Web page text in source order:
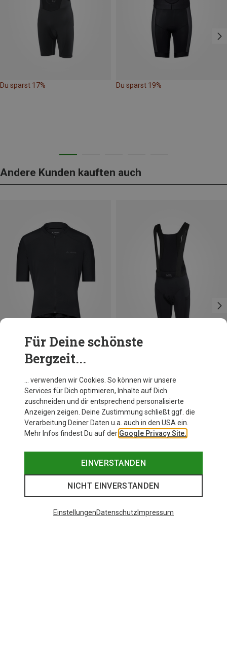
Du sparst 17% Du sparst 19%
Andere Kunden kauften auch
Du sparst 31%
Für Deine schönste
Bergzeit...
… verwenden wir Cookies. So können wir unsere
Services für Dich optimieren, Inhalte auf Dich
zuschneiden und dir entsprechend personalisierte
Anzeigen zeigen. Deine Zustimmung schließt ggf. die
Verarbeitung Deiner Daten u.a. auch in den USA ein.
Mehr Infos findest Du auf der Google Privacy Site.
EINVERSTANDEN
NICHT EINVERSTANDEN
EinstellungenDatenschutz Impressum